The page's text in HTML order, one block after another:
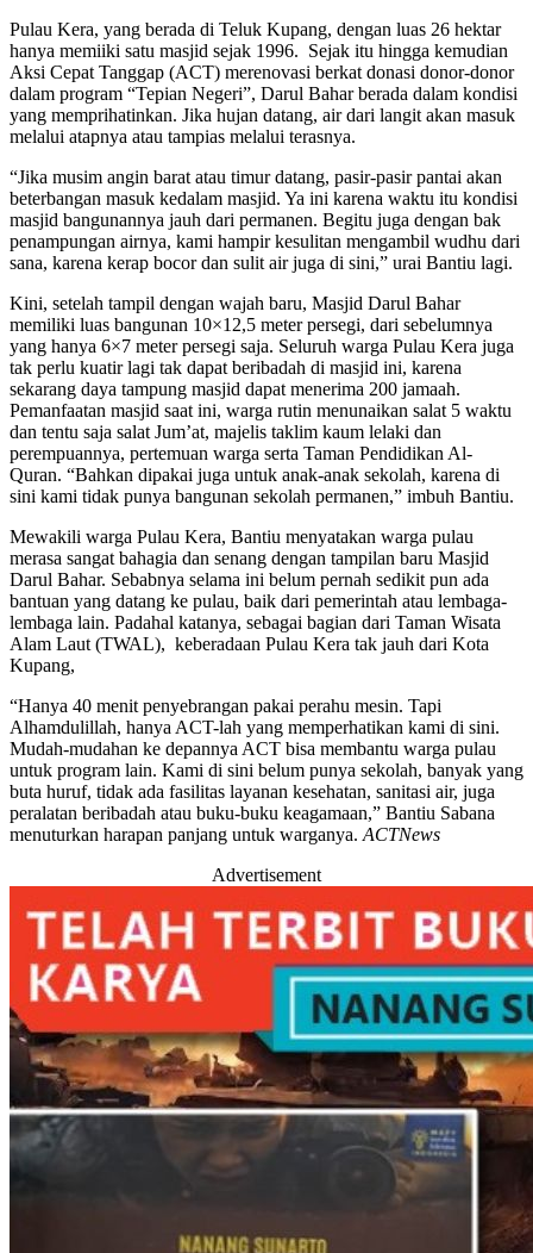
Pulau Kera, yang berada di Teluk Kupang, dengan luas 26 hektar
hanya memiiki satu masjid sejak 1996. Sejak itu hingga kemudian
Aksi Cepat Tanggap (ACT) merenovasi berkat donasi donor-donor
dalam program “Tepian Negeri”, Darul Bahar berada dalam kondisi
yang memprihatinkan. Jika hujan datang, air dari langit akan masuk
melalui atapnya atau tampias melalui terasnya.
“Jika musim angin barat atau timur datang, pasir-pasir pantai akan
beterbangan masuk kedalam masjid. Ya ini karena waktu itu kondisi
masjid bangunannya jauh dari permanen. Begitu juga dengan bak
penampungan airnya, kami hampir kesulitan mengambil wudhu dari
sana, karena kerap bocor dan sulit air juga di sini,” urai Bantiu lagi.
Kini, setelah tampil dengan wajah baru, Masjid Darul Bahar
memiliki luas bangunan 10×12,5 meter persegi, dari sebelumnya
yang hanya 6×7 meter persegi saja. Seluruh warga Pulau Kera juga
tak perlu kuatir lagi tak dapat beribadah di masjid ini, karena
sekarang daya tampung masjid dapat menerima 200 jamaah.
Pemanfaatan masjid saat ini, warga rutin menunaikan salat 5 waktu
dan tentu saja salat Jum’at, majelis taklim kaum lelaki dan
perempuannya, pertemuan warga serta Taman Pendidikan Al-
Quran. “Bahkan dipakai juga untuk anak-anak sekolah, karena di
sini kami tidak punya bangunan sekolah permanen,” imbuh Bantiu.
Mewakili warga Pulau Kera, Bantiu menyatakan warga pulau
merasa sangat bahagia dan senang dengan tampilan baru Masjid
Darul Bahar. Sebabnya selama ini belum pernah sedikit pun ada
bantuan yang datang ke pulau, baik dari pemerintah atau lembaga-
lembaga lain. Padahal katanya, sebagai bagian dari Taman Wisata
Alam Laut (TWAL), keberadaan Pulau Kera tak jauh dari Kota
Kupang,
“Hanya 40 menit penyebrangan pakai perahu mesin. Tapi
Alhamdulillah, hanya ACT-lah yang memperhatikan kami di sini.
Mudah-mudahan ke depannya ACT bisa membantu warga pulau
untuk program lain. Kami di sini belum punya sekolah, banyak yang
buta huruf, tidak ada fasilitas layanan kesehatan, sanitasi air, juga
peralatan beribadah atau buku-buku keagamaan,” Bantiu Sabana
menuturkan harapan panjang untuk warganya. ACTNews
Advertisement